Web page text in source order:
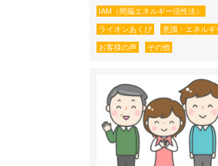
IAM（間脳エネルギー活性法）
ライオンあくび 意識・エネルギ
お客様の声 その他